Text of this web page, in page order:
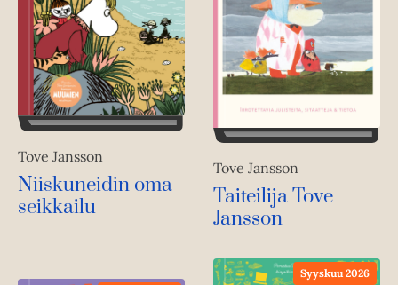
Tove Jansson
Niiskuneidin oma
seikkailu
Tove Jansson
Taiteilija Tove
Jansson
Syyskuu 2026